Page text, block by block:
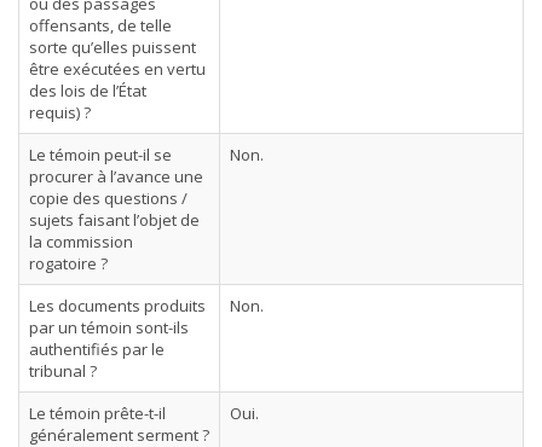
offensants, de telle
sorte qu’elles puissent
être exécutées en vertu
des lois de l’État
requis) ?
Le témoin peut-il se
procurer à l’avance une
copie des questions /
sujets faisant l’objet de
la commission
rogatoire ?
Non.
Les documents produits
par un témoin sont-ils
authentifiés par le
tribunal ?
Non.
Le témoin prête-t-il
généralement serment ?
Oui.